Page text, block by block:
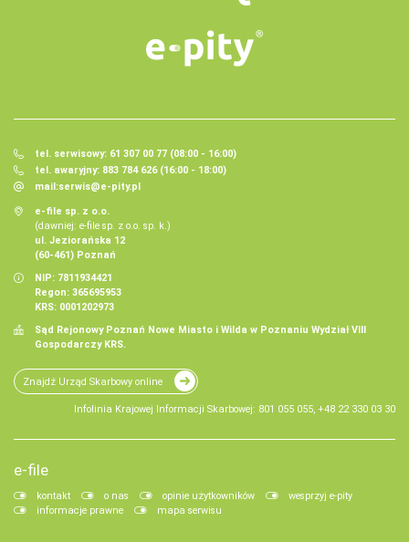
tel. serwisowy: 61 307 00 77 (08:00 - 16:00)
tel. awaryjny: 883 784 626 (16:00 - 18:00)
mail:serwis@e-pity.pl
e-file sp. z o.o.
(dawniej: e-file sp. z o.o. sp. k.)
ul. Jeziorańska 12
(60-461) Poznań
NIP: 7811934421
Regon: 365695953
KRS: 0001202973
Sąd Rejonowy Poznań Nowe Miasto i Wilda w Poznaniu Wydział VIII
Gospodarczy KRS.
Znajdź Urząd Skarbowy online
Infolinia Krajowej Informacji Skarbowej: 801 055 055, +48 22 330 03 30
e-file
kontakt o nas opinie użytkowników
wesprzyj e-pity
informacje prawne
mapa serwisu